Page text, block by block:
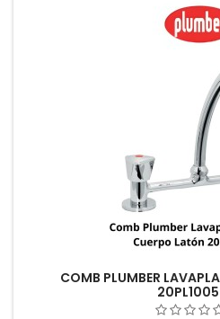
COMB PLUMBER